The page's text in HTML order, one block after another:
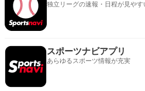
独立リーグの速報・日程が見やす
スポーツナビアプリ
あらゆるスポーツ情報が充実